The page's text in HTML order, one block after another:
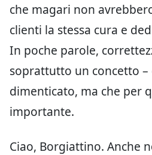
che magari non
clienti la stessa cura e
In poche parole,
soprattutto un concetto
dimenticato, ma che per
importante.
Ciao, Borgiattino. Anche